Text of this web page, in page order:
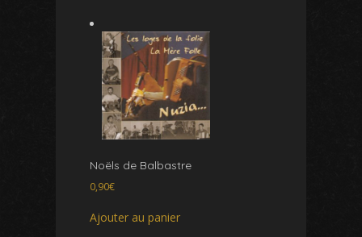
Noëls de Balbastre
0,90€
Ajouter au panier